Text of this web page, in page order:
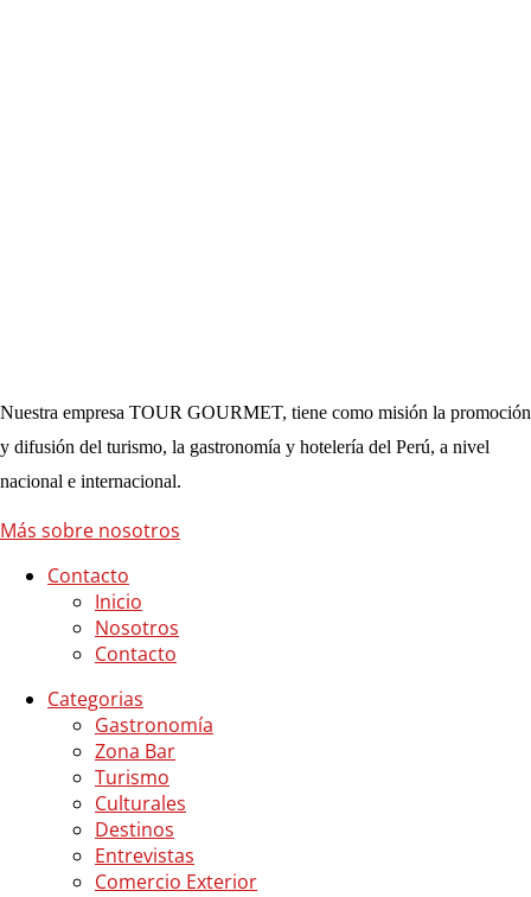
Nuestra empresa TOUR GOURMET, tiene como misión la promoción
y difusión del turismo, la gastronomía y hotelería del Perú, a nivel
nacional e internacional.
Más sobre nosotros
Contacto
Inicio
Nosotros
Contacto
Categorias
Gastronomía
Zona Bar
Turismo
Culturales
Destinos
Entrevistas
Comercio Exterior